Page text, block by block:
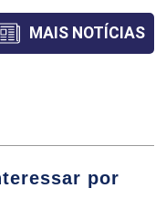
MAIS NOTÍCIAS
por